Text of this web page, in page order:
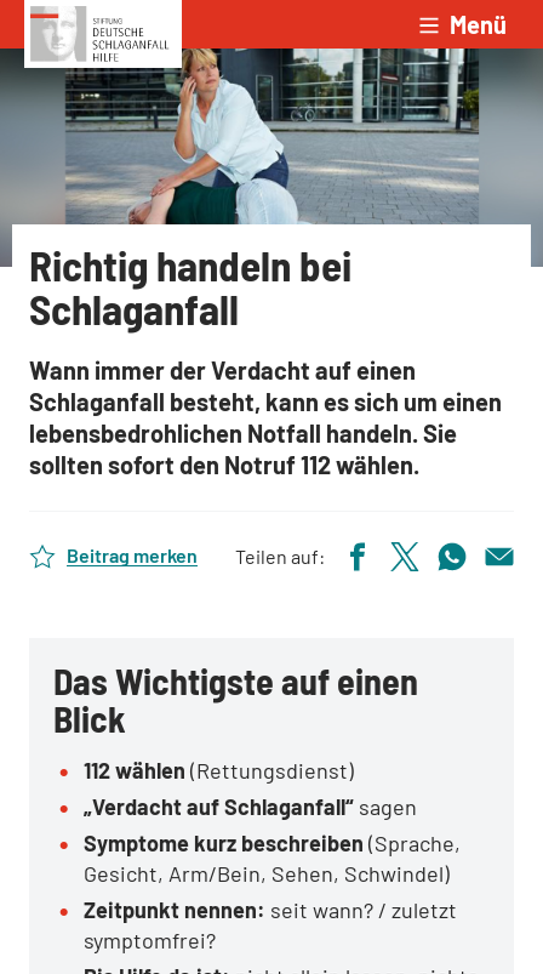
Zum Inhalt springen Menü
Richtig handeln bei
Schlaganfall
Wann immer der Verdacht auf einen
Schlaganfall besteht, kann es sich um einen
lebensbedrohlichen Notfall handeln. Sie
sollten sofort den Notruf 112 wählen.
Beitrag merken Teilen auf:
Das Wichtigste auf einen
Blick
112 wählen (Rettungsdienst)
„Verdacht auf Schlaganfall“ sagen
Symptome kurz beschreiben (Sprache,
Gesicht, Arm/Bein, Sehen, Schwindel)
Zeitpunkt nennen: seit wann? / zuletzt
symptomfrei?